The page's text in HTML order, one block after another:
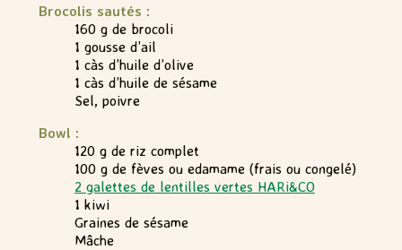
Brocolis sautés :
160 g de brocoli
1 gousse d’ail
1 càs d’huile d’olive
1 càs d’huile de sésame
Sel, poivre
Bowl :
120 g de riz complet
100 g de fèves ou edamame (frais ou congelé)
2 galettes de lentilles vertes HARi&CO
1 kiwi
Graines de sésame
Mâche